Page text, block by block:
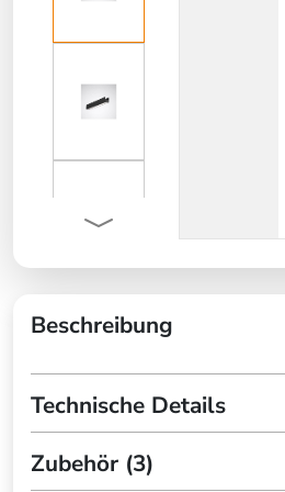
Beschreibung
Technische Details
Zubehör (3)